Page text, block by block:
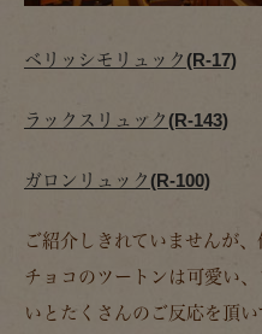
ベリッシモリュック(R-17)
ラックスリュック(R-143)
ガロンリュック(R-100)
ご紹介しきれていませんが
チョコのツートンは可愛い
いとたくさんのご反応を頂い